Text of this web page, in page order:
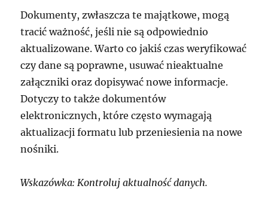
Dokumenty, zwłaszcza te majątkowe, mogą
tracić ważność, jeśli nie są odpowiednio
aktualizowane. Warto co jakiś czas weryfikować
czy dane są poprawne, usuwać nieaktualne
załączniki oraz dopisywać nowe informacje.
Dotyczy to także dokumentów
elektronicznych, które często wymagają
aktualizacji formatu lub przeniesienia na nowe
nośniki.
Wskazówka: Kontroluj aktualność danych.